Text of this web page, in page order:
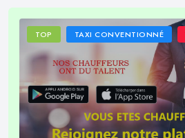
TOP TAXI CONVENTIONNÉ